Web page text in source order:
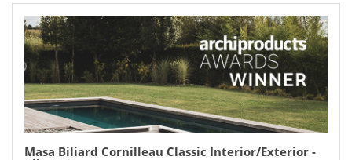
Masa Biliard Cornilleau Classic Interior/Exterior -